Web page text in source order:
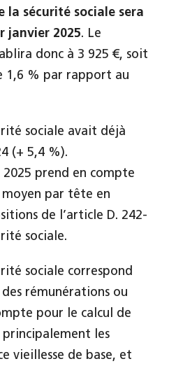
la sécurité sociale sera
janvier 2025. Le
donc à 3 925 €, soit
1,6 % par rapport au
sociale avait déjà
(+ 5,4 %).
prend en compte
par tête en
de l’article D. 242-
sociale.
sociale correspond
rémunérations ou
pour le calcul de
les
vieillesse de base, et